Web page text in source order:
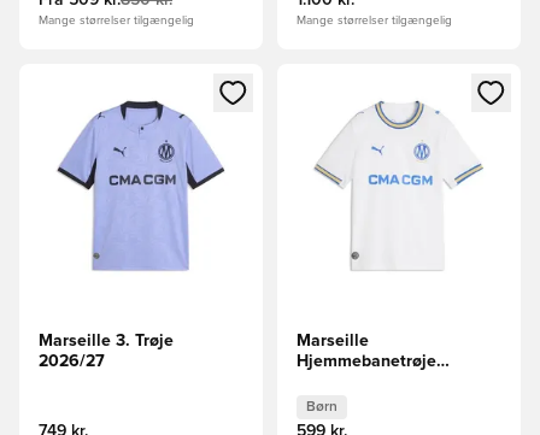
Mange størrelser tilgængelig Mange størrelser tilgængelig
Åbner en Modal til at logge ind eller tilmelde dig som
Marseille 3. Trøje
2026/27
749 kr.
Åbner en Modal til at logge
Marseille
Hjemmebanetrøje
Børn
599 kr.